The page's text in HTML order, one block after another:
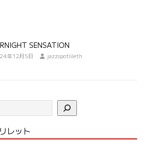
SENSATION
年12月5日 jazzspotlileth
レット